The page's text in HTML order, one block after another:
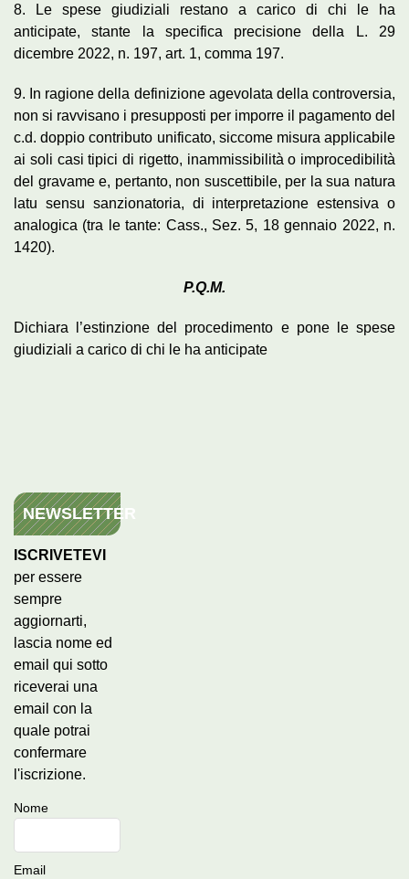
8. Le spese giudiziali restano a carico di chi le ha
anticipate, stante la specifica precisione della L. 29
dicembre 2022, n. 197, art. 1, comma 197.
9. In ragione della definizione agevolata della controversia,
non si ravvisano i presupposti per imporre il pagamento del
c.d. doppio contributo unificato, siccome misura applicabile
ai soli casi tipici di rigetto, inammissibilità o improcedibilità
del gravame e, pertanto, non suscettibile, per la sua natura
latu sensu sanzionatoria, di interpretazione estensiva o
analogica (tra le tante: Cass., Sez. 5, 18 gennaio 2022, n.
1420).
P.Q.M.
Dichiara l’estinzione del procedimento e pone le spese
giudiziali a carico di chi le ha anticipate
NEWSLETTER
ISCRIVETEVI
per essere
sempre
aggiornarti,
lascia nome ed
email qui sotto
riceverai una
email con la
quale potrai
confermare
l'iscrizione.
Nome
Email